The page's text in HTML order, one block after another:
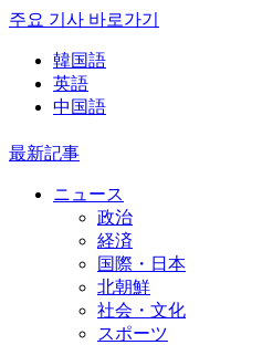
주요 기사 바로가기
韓国語
英語
中国語
最新記事
ニュース
政治
経済
国際・日本
北朝鮮
社会・文化
スポーツ